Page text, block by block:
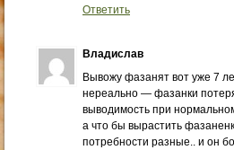
Ответить
Владислав
Вывожу фазанят вот уже 7
нереально — фазанки
выводимость при
а что бы вырастить
потребности разные.. и он